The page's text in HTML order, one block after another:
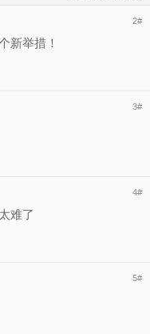
2#
新举措！
3#
4#
难了
5#